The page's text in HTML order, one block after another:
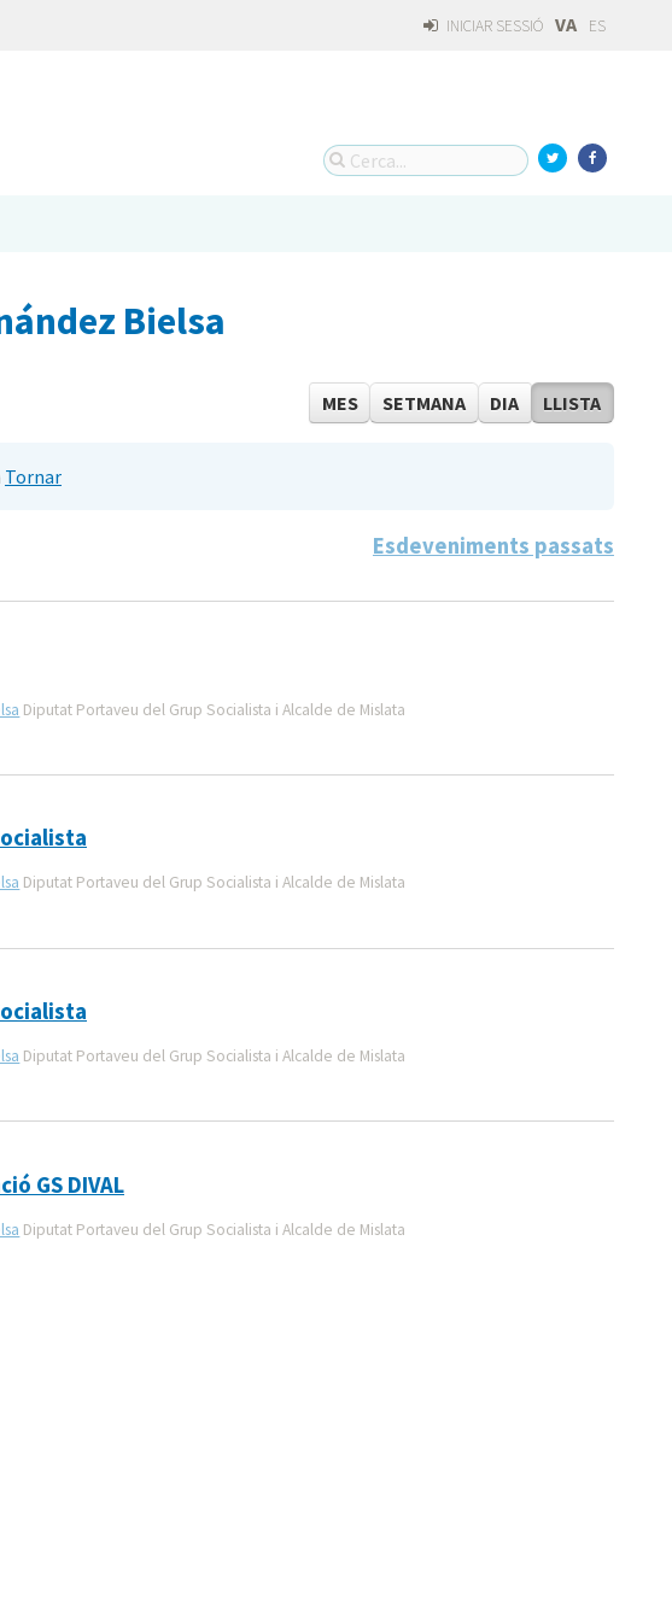
INICIAR SESSIÓ VA ES
Bielsa
MES SETMANA DIA LLISTA
Tornar
Esdeveniments passats
Diputat Portaveu del Grup Socialista i Alcalde de Mislata
Diputat Portaveu del Grup Socialista i Alcalde de Mislata
Diputat Portaveu del Grup Socialista i Alcalde de Mislata
GS DIVAL
Diputat Portaveu del Grup Socialista i Alcalde de Mislata